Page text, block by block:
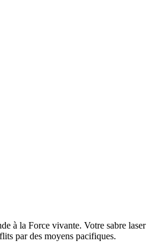
à la Force vivante. Votre sabre
par des moyens pacifiques.